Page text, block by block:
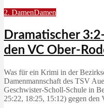
2. DamenDamen
Dramatischer
den VC Ober-
Was für ein Krimi in der
Damenmannschaft des TSV
Geschwister-Scholl-Schule in
25:22, 18:25, 15:12) gegen den